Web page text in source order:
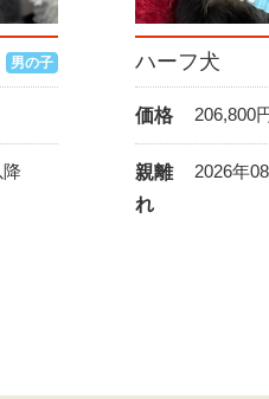
男の子 ハーフ犬
価格 206,800
親離
れ
2026年